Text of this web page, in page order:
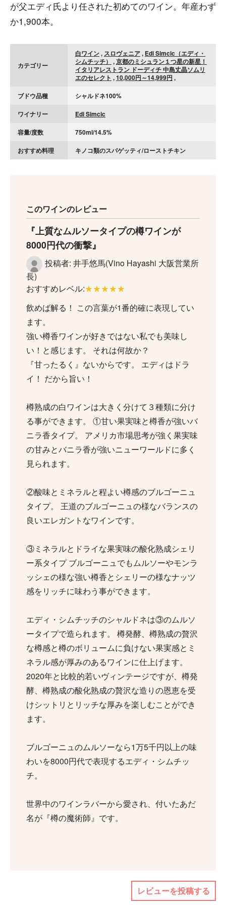
が父エディ氏より任された初めてのワイン。年産わず
か1,900本。
カテゴリー
白ワイン, スロヴェニア, Edi Simcic（エディ・
シムチッチ） ,京都のミシュラン１つ星の新星！
イタリアレストラン ドーディチ 中島丈晶ソムリ
エのセレクト ,10,000円～14,999円 ,
ブドウ品種
シャルドネ100%
ワイナリー
Edi Simcic
容量/度数
750ml/14.5%
おすすめ料理
キノコ類のスパゲッティ/ローストチキン
このワインのレビュー
上質なムルソータイプの樽ワインが
8000円代の衝撃
投稿者: 井手悠馬(Vino Hayashi 大阪営業所
長)
おすすめレベル:★★★★★
飲めば解る！ この言葉が1番的確に表現してい
ます。
強い樽香ワインが好きではない私でも美味し
い！と感じます。 それは何故か？
『甘ったるく』ないからです。 エディはドラ
イ！ だから旨い！
樽熟成の白ワインは大きく分けて３種類に分け
る事ができます。 ①甘い果実味と樽香が強いバ
ニラ香タイプ。 アメリカ市場思考が強く果実味
の甘みとバニラ香が強いニューワールドに多く
見られます。
②酸味とミネラルと程よい樽感のブルゴーニュ
タイプ。 王道のブルゴーニュの様なバランスの
良いエレガントなワインです。
③ミネラルとドライな果実味の酸化熟成シェリ
ー系タイプ ブルゴーニュでもムルソーやモンラ
ッシェの様な強い樽香とシェリーの様なナッツ
感をリッチに味わう事ができます。
エディ・シムチッチのシャルドネは③のムルソ
ータイプで造られます。 樽発酵、樽熟成の贅沢
な樽感と樽のボリュームに負けない果実感とミ
ネラル感が厚みのあるワインに仕上げます。
2020年と比較的若いヴィンテージですが、樽発
酵、樽熟成の酸化熟成の贅沢な造りの恩恵を受
けシットリとリッチな厚みを楽しむことができ
ます。
ブルゴーニュのムルソーなら1万5千円以上の味
わいを8000円代で表現するエディ・シムチッ
チ。
世界中のワインラバーから愛され、付いたあだ
名が『樽の魔術師』です。
レビューを投稿する